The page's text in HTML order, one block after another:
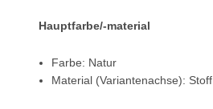
Hauptfarbe/-material
Farbe: Natur
Material (Variantenachse): Stoff